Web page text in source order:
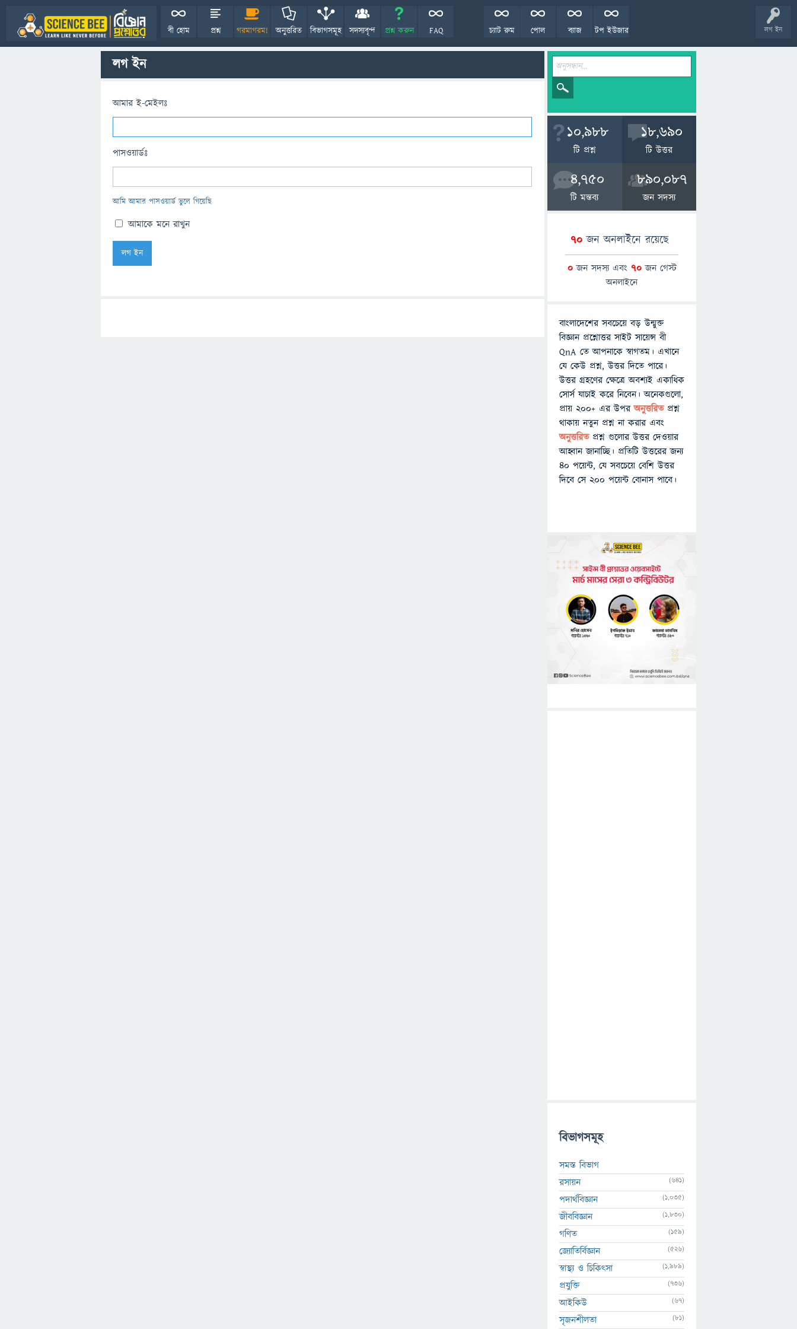
লগ ইন
বী হোম প্রশ্ন গরমাগরম! অনুত্তরিত বিভাগসমূহ সদস্যবৃন্দ প্রশ্ন করুন FAQ টপ ইউজার
ব্যাজ
পোল
চ্যাট রুম
লগ ইন
আমার ই-মেইলঃ
পাসওয়ার্ডঃ
আমি আমার পাসওয়ার্ড ভুলে গিয়েছি
আমাকে মনে রাখুন
10,988
টি প্রশ্ন
18,690
টি উত্তর
4,750
টি মন্তব্য
890,087
জন সদস্য
70জন অনলাইনে রয়েছে
0জন সদস্য এবং 70জন গেস্ট
অনলাইনে
বাংলাদেশের সবচেয়ে বড় উন্মুক্ত
বিজ্ঞান প্রশ্নোত্তর সাইট সায়েন্স বী
QnA তে আপনাকে স্বাগতম। এখানে
যে কেউ প্রশ্ন, উত্তর দিতে পারে।
উত্তর গ্রহণের ক্ষেত্রে অবশ্যই একাধিক
সোর্স যাচাই করে নিবেন। অনেকগুলো,
প্রায় ২০০+ এর উপরঅনুত্তরিতপ্রশ্ন
থাকায় নতুন প্রশ্ন না করার এবং
অনুত্তরিত প্রশ্ন গুলোর উত্তর দেওয়ার
আহ্বান জানাচ্ছি। প্রতিটি উত্তরের জন্য
৪০ পয়েন্ট, যে সবচেয়ে বেশি উত্তর
দিবে সে ২০০ পয়েন্ট বোনাস পাবে।
বিভাগসমূহ
সমস্ত বিভাগ
রসায়ন
(641)
পদার্থবিজ্ঞান (1,035)
জীববিজ্ঞান (1,830)
গণিত (159)
জ্যোতির্বিজ্ঞান (526)
স্বাস্থ্য ও চিকিৎসা (1,989)
প্রযুক্তি (736)
আইকিউ (67)
সৃজনশীলতা (81)